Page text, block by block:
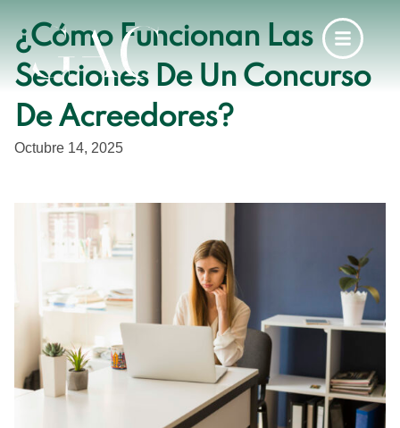
¿Cómo Funcionan Las
Secciones De Un Concurso
De Acreedores?
Octubre 14, 2025